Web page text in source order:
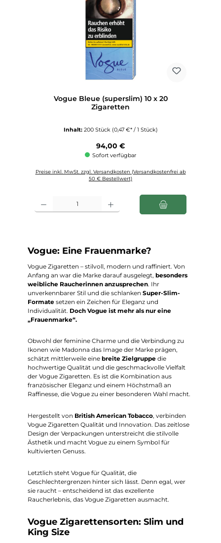
Vogue Bleue (superslim) 10 x 20
Zigaretten
Inhalt: 200 Stück (0,47 €* / 1 Stück)
Regulärer Preis:
94,00 €
Sofort verfügbar
Preise inkl. MwSt. zzgl. Versandkosten (Versandkostenfrei ab
50 € Bestellwert)
Produkt Anzahl: Gib den gewünschten Wert ein oder benutze die
Vogue: Eine Frauenmarke?
Vogue Zigaretten – stilvoll, modern und raffiniert. Von
Anfang an war die Marke darauf ausgelegt, besonders
weibliche Raucherinnen anzusprechen. Ihr
unverkennbarer Stil und die schlanken Super-Slim-
Formate setzen ein Zeichen für Eleganz und
Individualität. Doch Vogue ist mehr als nur eine
„Frauenmarke“.
Obwohl der feminine Charme und die Verbindung zu
Ikonen wie Madonna das Image der Marke prägen,
schätzt mittlerweile eine breite Zielgruppe die
hochwertige Qualität und die geschmackvolle Vielfalt
der Vogue Zigaretten. Es ist die Kombination aus
französischer Eleganz und einem Höchstmaß an
Raffinesse, die Vogue zu einer besonderen Wahl macht.
Hergestellt von British American Tobacco, verbinden
Vogue Zigaretten Qualität und Innovation. Das zeitlose
Design der Verpackungen unterstreicht die stilvolle
Ästhetik und macht Vogue zu einem Symbol für
kultivierten Genuss.
Letztlich steht Vogue für Qualität, die
Geschlechtergrenzen hinter sich lässt. Denn egal, wer
sie raucht – entscheidend ist das exzellente
Raucherlebnis, das Vogue Zigaretten ausmacht.
Vogue Zigarettensorten: Slim und
King Size